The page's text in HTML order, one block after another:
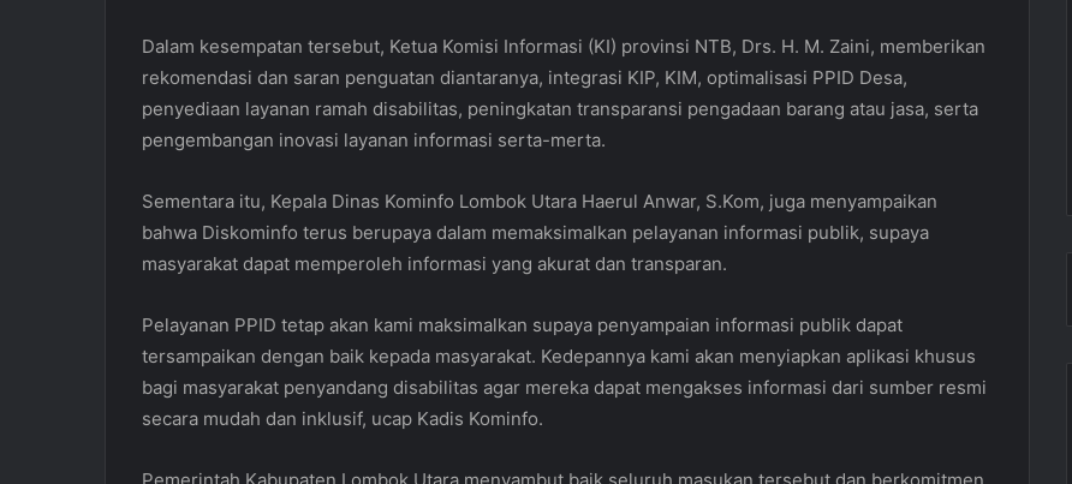
Dalam kesempatan tersebut, Ketua Komisi Informasi (KI) provinsi NTB, Drs. H. M. Zaini, memberikan
rekomendasi dan saran penguatan diantaranya, integrasi KIP, KIM, optimalisasi PPID Desa,
penyediaan layanan ramah disabilitas, peningkatan transparansi pengadaan barang atau jasa, serta
pengembangan inovasi layanan informasi serta-merta.
Sementara itu, Kepala Dinas Kominfo Lombok Utara Haerul Anwar, S.Kom, juga menyampaikan
bahwa Diskominfo terus berupaya dalam memaksimalkan pelayanan informasi publik, supaya
masyarakat dapat memperoleh informasi yang akurat dan transparan.
Pelayanan PPID tetap akan kami maksimalkan supaya penyampaian informasi publik dapat
tersampaikan dengan baik kepada masyarakat. Kedepannya kami akan menyiapkan aplikasi khusus
bagi masyarakat penyandang disabilitas agar mereka dapat mengakses informasi dari sumber resmi
secara mudah dan inklusif, ucap Kadis Kominfo.